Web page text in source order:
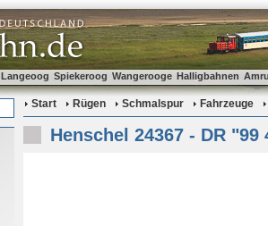
Langeoog Spiekeroog Wangerooge Halligbahnen
Start Rügen Schmalspur Fahrzeuge
Henschel 24367 - DR "99